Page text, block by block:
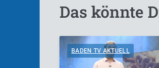
Das könnte
BADEN TV AKTUELL